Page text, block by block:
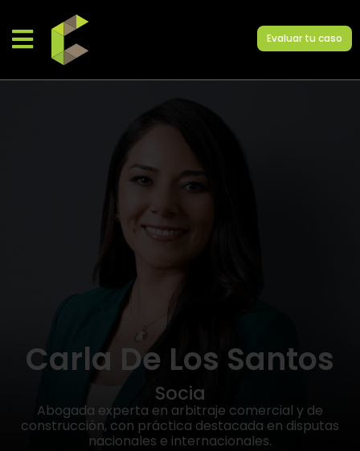
Evaluar tu caso
Carla De Los Santos
Socia
Abogada experta en arbitraje comercial y de
construcción, con práctica destacada en disputas
nacionales e internacionales.